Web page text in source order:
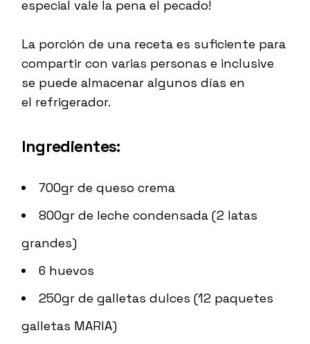
especial vale la pena el pecado!
La porción de una receta es suficiente para
compartir con varias personas e inclusive
se puede almacenar algunos días en
el refrigerador.
Ingredientes:
700gr de queso crema
800gr de leche condensada (2 latas
grandes)
6 huevos
250gr de galletas dulces (12 paquetes
galletas MARIA)